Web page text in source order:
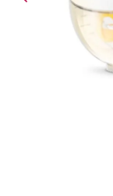
Με την
Με την προσφορά
Είναι για δώρο;